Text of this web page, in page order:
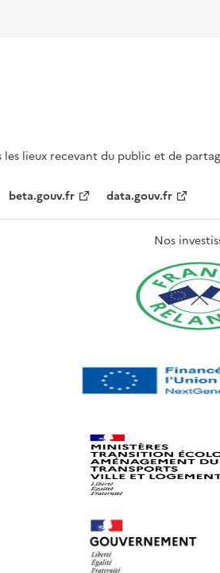
lieux recevant du public et de
beta.gouv.fr data.gouv.fr
Nos